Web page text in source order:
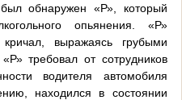
обнаружен «Р», который
опьянения. «Р»
выражаясь грубыми
требовал от сотрудников
водителя автомобиля
находился в состоянии